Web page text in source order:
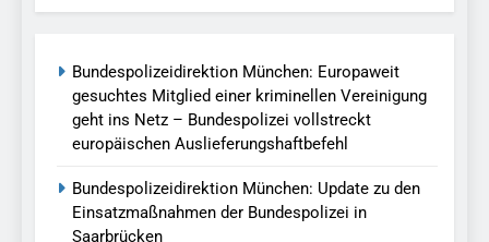
Bundespolizeidirektion München: Europaweit
gesuchtes Mitglied einer kriminellen Vereinigung
geht ins Netz – Bundespolizei vollstreckt
europäischen Auslieferungshaftbefehl
Bundespolizeidirektion München: Update zu den
Einsatzmaßnahmen der Bundespolizei in
Saarbrücken